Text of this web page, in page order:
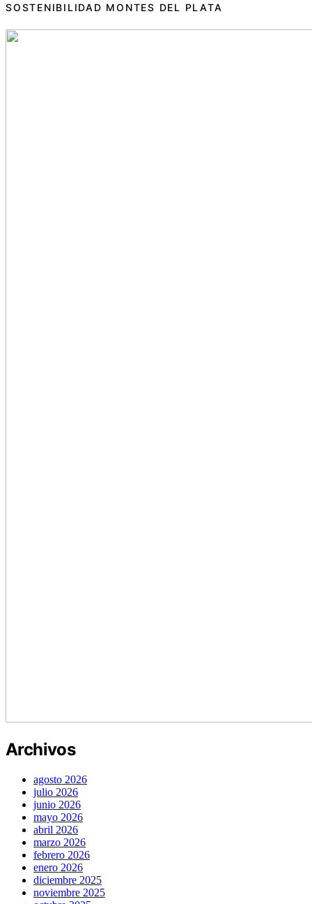
SOSTENIBILIDAD MONTES DEL PLATA
Archivos
agosto 2026
julio 2026
junio 2026
mayo 2026
abril 2026
marzo 2026
febrero 2026
enero 2026
diciembre 2025
noviembre 2025